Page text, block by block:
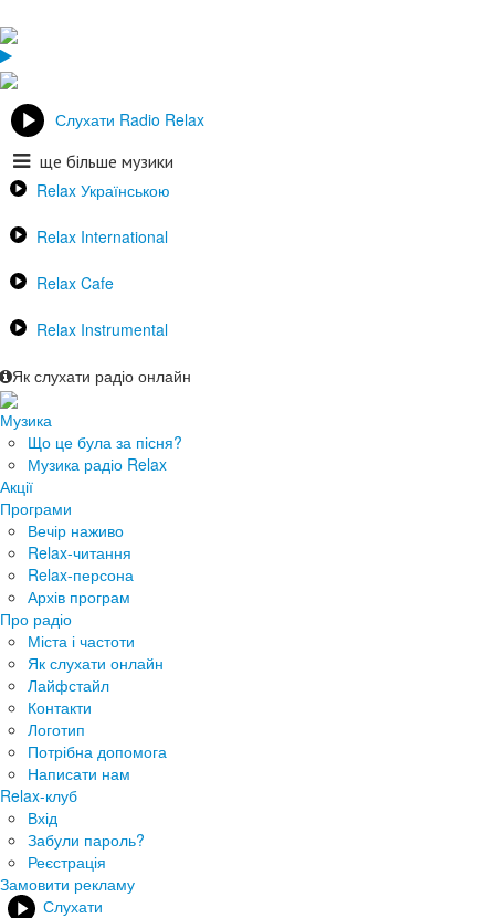
Слухати Radio Relax
ще більше музики
Relax Українською
Relax International
Relax Cafe
Relax Instrumental
Як слухати радіо онлайн
Музика
Що це була за пісня?
Музика радіо Relax
Акції
Програми
Вечір наживо
Relax-читання
Relax-персона
Архів програм
Про радіо
Міста і частоти
Як слухати онлайн
Лайфстайл
Контакти
Логотип
Потрібна допомога
Написати нам
Relax-клуб
Вхід
Забули пароль?
Реєстрація
Замовити рекламу
Слухати